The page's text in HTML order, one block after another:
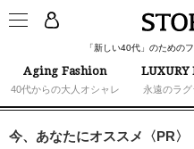
「新しい40代」のための
Aging Fashion
40代からの大人オシャレ
LUXURY
永遠のラ
今、あなたにオススメ〈PR〉